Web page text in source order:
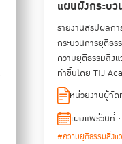
แผนผังกระบว
ส่งเสริมการเ
รายงานสรุปผลก
กระบวนการยุติธร
ความยุติธรรมสิ่ง
ทำขึ้นโดย TIJ
การยุติธรรมแห่งป
ยุติธรรมสิ่งแวดล้
ด้านยุติธรรมสิ่งแว
ประเทศไทยและภู
หน่วยงานผู้จัด
เผยแพร่วันที่
#ความยุติธรรมสิ่งแ